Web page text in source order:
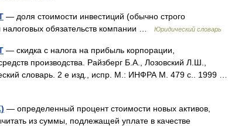
— доля стоимости инвестиций (обычно строго
обязательств компании …
Юридический словарь
— скидка с налога на прибыль корпорации,
производства. Райзберг Б.А., Лозовский Л.Ш.,
словарь. 2 е изд., испр. М.: ИНФРА М. 479 с.. 1999 …
— определенный процент стоимости новых активов,
из суммы, подлежащей уплате в качестве